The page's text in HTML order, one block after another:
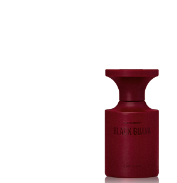
Выбрать объем